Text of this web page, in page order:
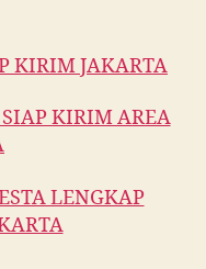
KIRIM JAKARTA
KIRIM AREA
LENGKAP